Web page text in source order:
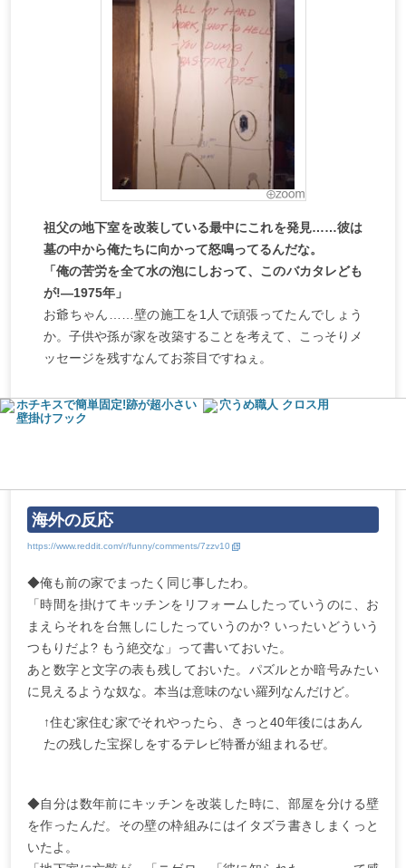
祖父の地下室を改装している最中にこれを発見……彼は
墓の中から俺たちに向かって怒鳴ってるんだな。
「俺の苦労を全て水の泡にしおって、このバカタレども
が!―1975年」
お爺ちゃん……壁の施工を1人で頑張ってたんでしょう
か。子供や孫が家を改築することを考えて、こっそりメ
ッセージを残すなんてお茶目ですねぇ。
ホチキスで簡単固定!跡が超小さい
壁掛けフック
穴うめ職人 クロス用
海外の反応
◆俺も前の家でまったく同じ事したわ。
「時間を掛けてキッチンをリフォームしたっていうのに、お
まえらそれを台無しにしたっていうのか? いったいどういう
つもりだよ? もう絶交な」って書いておいた。
あと数字と文字の表も残しておいた。パズルとか暗号みたい
に見えるような奴な。本当は意味のない羅列なんだけど。
↑住む家住む家でそれやったら、きっと40年後にはあん
たの残した宝探しをするテレビ特番が組まれるぜ。
◆自分は数年前にキッチンを改装した時に、部屋を分ける壁
を作ったんだ。その壁の枠組みにはイタズラ書きしまくっと
いたよ。